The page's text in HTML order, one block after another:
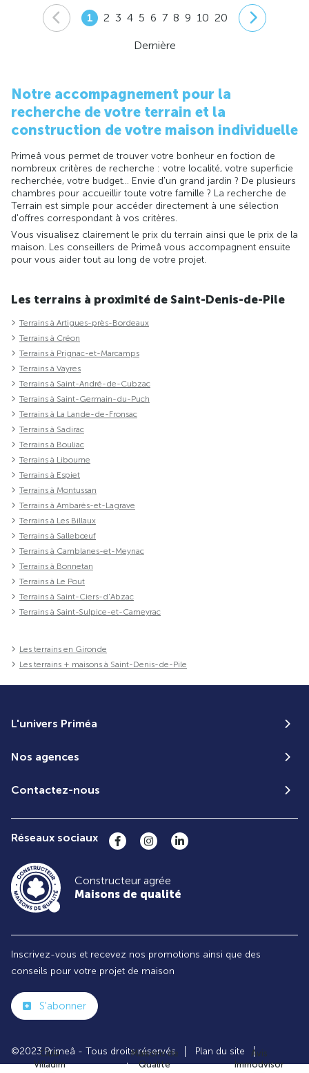
Club
Villadim
Maisons de
Qualité
Avis
Immodvisor
1 2 3 4 5 6 7 8 9 10 20
Dernière
Notre accompagnement pour la
recherche de votre terrain et la
construction de votre maison individuelle
Primeâ vous permet de trouver votre bonheur en foction de
nombreux critères de recherche : votre localité, votre superficie
recherchée, votre budget... Envie d'un grand jardin ? De plusieurs
chambres pour accueillir toute votre famille ? La recherche de
Terrain est simple pour accéder directement à une sélection
d'offres correspondant à vos critères.
Vous visualisez clairement le prix du terrain ainsi que le prix de la
maison. Les conseillers de Primeâ vous accompagnent ensuite
pour vous aider tout au long de votre projet.
Les terrains à proximité de Saint-Denis-de-Pile
Terrains à Artigues-près-Bordeaux
Terrains à Créon
Terrains à Prignac-et-Marcamps
Terrains à Vayres
Terrains à Saint-André-de-Cubzac
Terrains à Saint-Germain-du-Puch
Terrains à La Lande-de-Fronsac
Terrains à Sadirac
Terrains à Bouliac
Terrains à Libourne
Terrains à Espiet
Terrains à Montussan
Terrains à Ambarès-et-Lagrave
Terrains à Les Billaux
Terrains à Sallebœuf
Terrains à Camblanes-et-Meynac
Terrains à Bonnetan
Terrains à Le Pout
Terrains à Saint-Ciers-d'Abzac
Terrains à Saint-Sulpice-et-Cameyrac
Les terrains en Gironde
Les terrains + maisons à Saint-Denis-de-Pile
L'univers Priméa
Nos agences
Contactez-nous
Réseaux sociaux
Constructeur agrée
Maisons de qualité
Inscrivez-vous et recevez nos promotions ainsi que des
conseils pour votre projet de maison
S'abonner
©2023 Primeâ - Tous droits réservés
Plan du site
Paramètres des cookies
Politiques de Confidentialités